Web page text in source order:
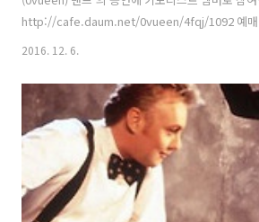
http://cafe.daum.net/0vueen/4fqj/1092 예매
http://goo.gl/forms/w6rMruzQfIGQt3Hw1 '영
밴드는 1991년 11월 24일 생을 마감한 프레디 머
모 공연을 이어가고 있습니다. 진정한 골수들이
곡을 연주하는 것은 물론, 의상과 무대매너 까지 최
현하며 프레디 머큐리가 살아있던 전성기 시절의
팬들의 갈증을 풀어주고 있습니다..
2016. 12. 6.